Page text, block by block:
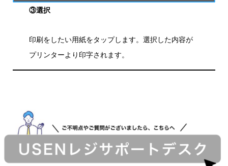
③選択
印刷をしたい用紙をタップします。選択した内容が
プリンターより印字されます。